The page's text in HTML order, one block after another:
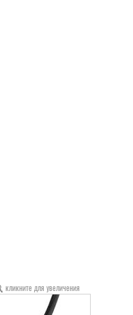
кликните для увеличения